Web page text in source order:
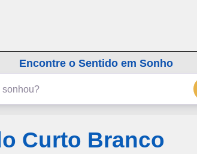
Encontre o Sentido em Sonho
Curto Branco